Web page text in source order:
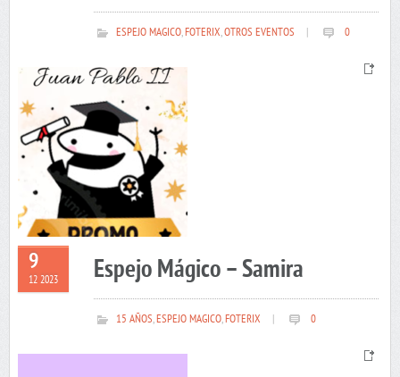
ESPEJO MAGICO,FOTERIX,OTROS EVENTOS 0
9
12 2023 Espejo Mágico – Samira
15 AÑOS,ESPEJO MAGICO,FOTERIX 0